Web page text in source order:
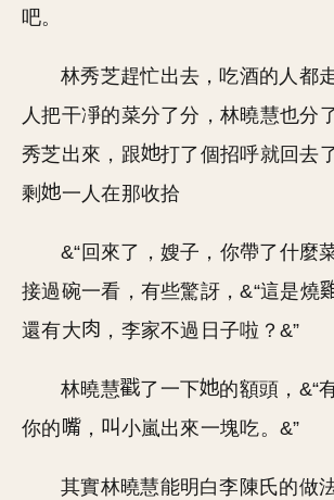
吧。
林秀芝趕忙出去，吃酒的人都
人把干凈的菜分了分，林曉慧也分
秀芝出來，跟
打了個招呼就回去
剩
一人在那收拾
&“回來了，嫂子，你帶了什麼
接過碗一看，有些驚訝，&“這是燒
還有大
，李家不過日子啦？&”
林曉慧 了一下
的額頭，&“
你的
， 小嵐出來一塊吃。&”
其實林曉慧能明白李陳氏的做